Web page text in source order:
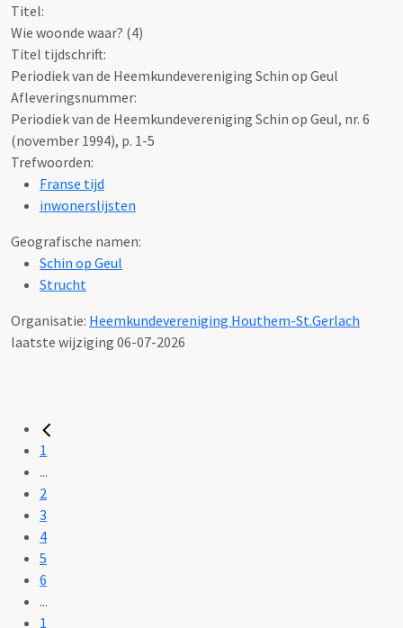
Titel:
Wie woonde waar? (4)
Titel tijdschrift:
Periodiek van de Heemkundevereniging Schin op Geul
Afleveringsnummer:
Periodiek van de Heemkundevereniging Schin op Geul, nr. 6
(november 1994), p. 1-5
Trefwoorden:
Franse tijd
inwonerslijsten
Geografische namen:
Schin op Geul
Strucht
Organisatie: Heemkundevereniging Houthem-St.Gerlach
laatste wijziging 06-07-2026
1
...
2
3
4
5
6
...
1